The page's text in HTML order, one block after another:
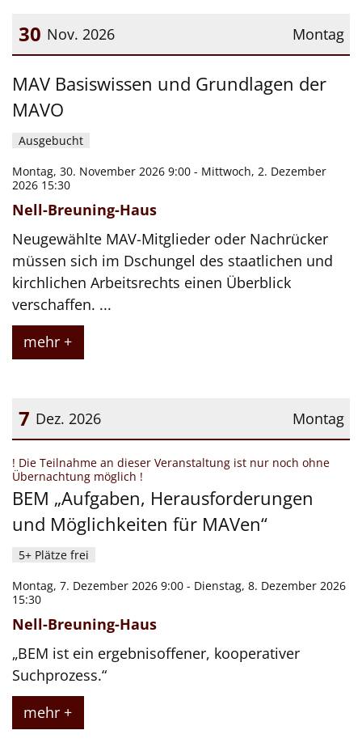
Montag
30 Nov. 2026
MAV Basiswissen und Grundlagen der
MAVO
Ausgebucht
Montag, 30. November 2026 9:00 - Mittwoch, 2. Dezember
2026 15:30
Nell-Breuning-Haus
Neugewählte MAV-Mitglieder oder Nachrücker
müssen sich im Dschungel des staatlichen und
kirchlichen Arbeitsrechts einen Überblick
verschaffen. ...
mehr +
Montag
7 Dez. 2026
Datum: 7. Dezember 2026
! Die Teilnahme an dieser Veranstaltung ist nur noch ohne
Übernachtung möglich !
BEM „Aufgaben, Herausforderungen
und Möglichkeiten für MAVen“
5+ Plätze frei
Montag, 7. Dezember 2026 9:00 - Dienstag, 8. Dezember 2026
15:30
Nell-Breuning-Haus
„BEM ist ein ergebnisoffener, kooperativer
Suchprozess.“
mehr +